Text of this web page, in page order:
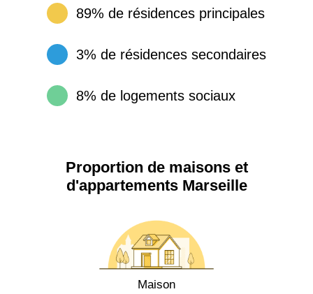
89% de résidences principales
3% de résidences secondaires
8% de logements sociaux
Proportion de maisons et
d'appartements Marseille
Maison